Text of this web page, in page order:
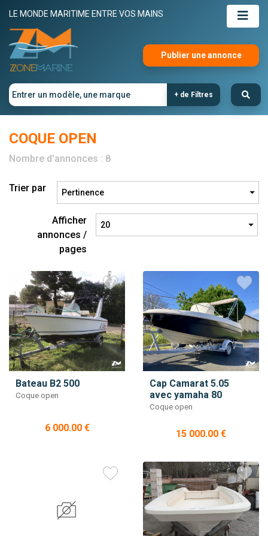
LE MONDE MARITIME ENTRE VOS MAINS
Publier une annonce
+ de Filtres
COQUE OPEN
Nombre d'annonces : 8
Trier par
Afficher
annonces /
pages
Bateau B2 500
Coque open
6 000.00 €
Cap Camarat 5.05
avec yamaha 80
Coque open
15 000.00 €